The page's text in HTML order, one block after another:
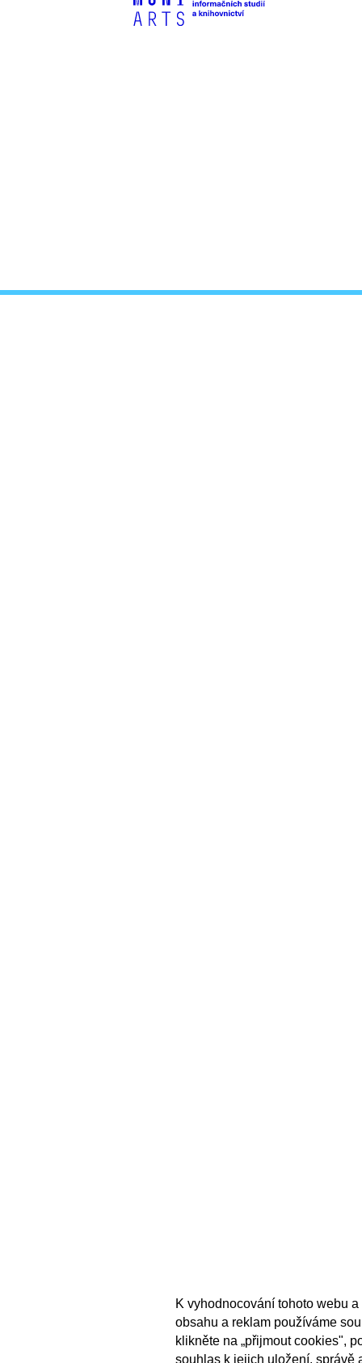
K vyhodnocování tohoto webu
obsahu a reklam používáme
klikněte na „přijmout cookies",
souhlas k jejich uložení, správě